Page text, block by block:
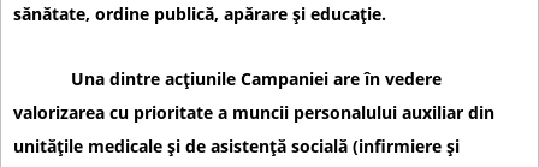
sănătate, ordine publică, apărare și educație.
Una dintre acțiunile Campaniei are în vedere
valorizarea cu prioritate a muncii personalului auxiliar din
unitățile medicale și de asistență socială (infirmiere și